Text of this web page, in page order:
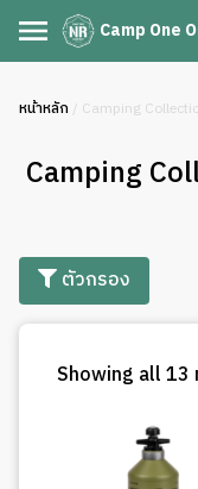
Camp One
หน้าหลัก / Camping
Camping
ตัวกรอง
Showing all